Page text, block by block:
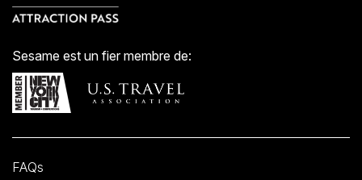
Sesame est un fier membre de:
FAQs